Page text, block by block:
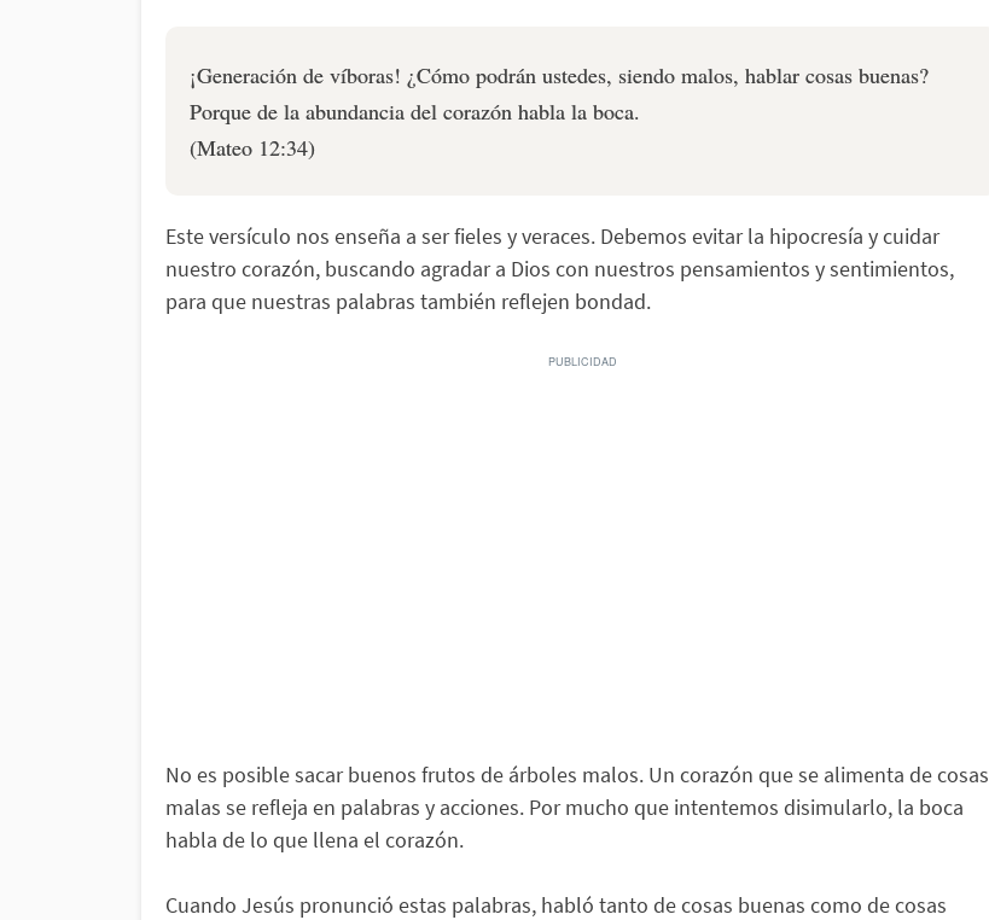
¡Generación de víboras! ¿Cómo podrán ustedes, siendo malos, hablar cosas buenas?
Porque de la abundancia del corazón habla la boca.
(Mateo 12:34)
Este versículo nos enseña a ser fieles y veraces. Debemos evitar la hipocresía y cuidar
nuestro corazón, buscando agradar a Dios con nuestros pensamientos y sentimientos,
para que nuestras palabras también reflejen bondad.
No es posible sacar buenos frutos de árboles malos. Un corazón que se alimenta de cosas
malas se refleja en palabras y acciones. Por mucho que intentemos disimularlo, la boca
habla de lo que llena el corazón.
Cuando Jesús pronunció estas palabras, habló tanto de cosas buenas como de cosas